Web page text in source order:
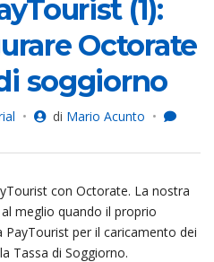
(1):
Octorate
soggiorno
di Mario Acunto
con Octorate. La nostra
meglio quando il proprio
per il caricamento dei
Tassa di Soggiorno.